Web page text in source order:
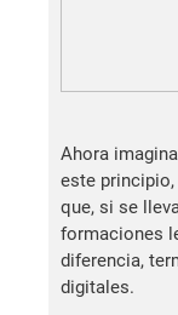
Ahora
este
que, si se
formaciones
diferencia,
digitales.